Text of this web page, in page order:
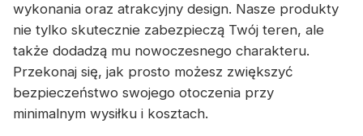
wykonania oraz atrakcyjny design. Nasze produkty
nie tylko skutecznie zabezpieczą Twój teren, ale
także dodadzą mu nowoczesnego charakteru.
Przekonaj się, jak prosto możesz zwiększyć
bezpieczeństwo swojego otoczenia przy
minimalnym wysiłku i kosztach.